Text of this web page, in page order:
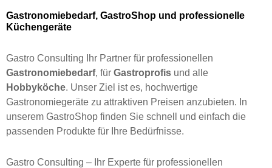
Gastronomiebedarf, GastroShop und professionelle
Küchengeräte
Gastro Consulting Ihr Partner für professionellen
Gastronomiebedarf, für Gastroprofis und alle
Hobbyköche. Unser Ziel ist es, hochwertige
Gastronomiegeräte zu attraktiven Preisen anzubieten. In
unserem GastroShop finden Sie schnell und einfach die
passenden Produkte für Ihre Bedürfnisse.
Gastro Consulting – Ihr Experte für professionellen